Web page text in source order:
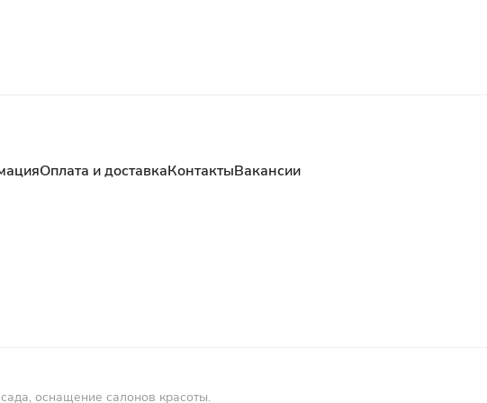
Оплата и доставкаКонтактыВакансии
оснащение салонов красоты.